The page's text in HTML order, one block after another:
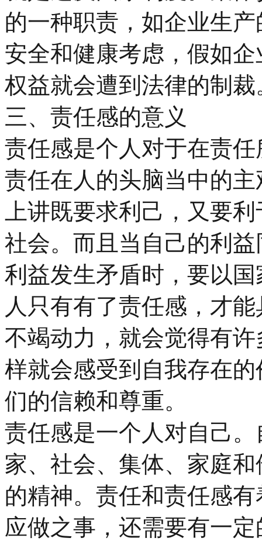
的一种职责，如企业生
安全和健康考虑，假如
权益就会遭到法律的制裁
三、责任感的意义
责任感是个人对于在责
责任在人的头脑当中的
上讲既要求利己，又要
社会。而且当自己的利
利益发生矛盾时，要以
人只有有了责任感，才
不竭动力，就会觉得有
样就会感受到自我存在
们的信赖和尊重。
责任感是一个人对自己
家、社会、集体、家庭
的精神。责任和责任感
应做之事，还需要有一